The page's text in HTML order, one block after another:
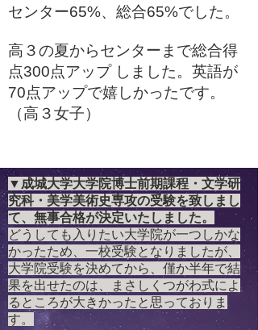
センター65%、総合65%でした。
高３の夏からセンターまで総合得
点300点アップ しました。英語が
70点アップで嬉しかったです。
（高３女子）
▼成城大学大学院博士前期課程・文学研
究科・美学美術史専攻の受験を致しまし
て、無事合格が決定いたしました。
どうしても入りたい大学院が一つしかな
かったため、一校受験となりましたが、
大学院受験を決めてから、僅か半年で結
果を出せたのは、まさしくつがわ式によ
るところが大きかったと思っておりま
す。